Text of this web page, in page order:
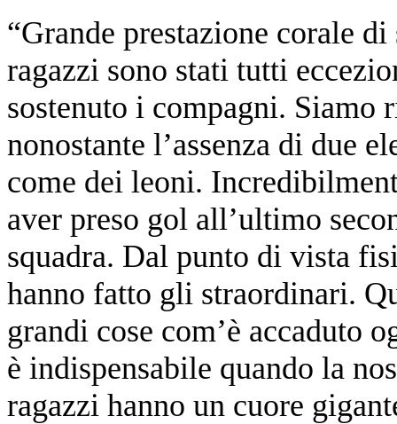
“Grande prestazione corale
ragazzi sono stati tutti
sostenuto i compagni. Siamo
nonostante l’assenza di due
come dei leoni.
aver preso gol all’ultimo
squadra. Dal punto di vista
hanno fatto gli straordinari.
grandi cose com’è accaduto
è indispensabile quando la
ragazzi hanno un cuore